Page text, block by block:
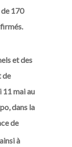
170
et des
de
11 mai au
dans la
de
à